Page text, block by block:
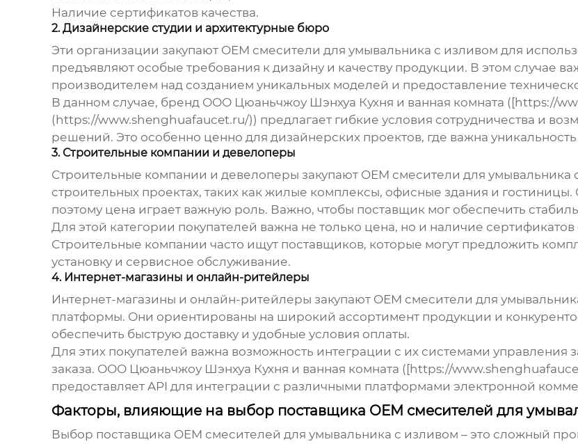
Наличие сертификатов качества.
2. Дизайнерские студии и архитектурные бюро
Эти организации закупают OEM смесители для умывальника с изливом для
предъявляют особые требования к дизайну и качеству продукции. В этом случае
производителем над созданием уникальных моделей и предоставление
В данном случае, бренд ООО Цюаньчжоу Шэнхуа Кухня и ванная комната ([https://
(https://www.shenghuafaucet.ru/)) предлагает гибкие условия сотрудничества и
решений. Это особенно ценно для дизайнерских проектов, где важна
3. Строительные компании и девелоперы
Строительные компании и девелоперы закупают OEM смесители для умывальника
строительных проектах, таких как жилые комплексы, офисные здания и
поэтому цена играет важную роль. Важно, чтобы поставщик мог обеспечить
Для этой категории покупателей важна не только цена, но и наличие сертификатов
Строительные компании часто ищут поставщиков, которые могут предложить
установку и сервисное обслуживание.
4. Интернет-магазины и онлайн-ритейлеры
Интернет-магазины и онлайн-ритейлеры закупают OEM смесители для
платформы. Они ориентированы на широкий ассортимент продукции и
обеспечить быструю доставку и удобные условия оплаты.
Для этих покупателей важна возможность интеграции с их системами
заказа. ООО Цюаньчжоу Шэнхуа Кухня и ванная комната ([https://
предоставляет API для интеграции с различными платформами электронной
Факторы, влияющие на выбор поставщика OEM смесителей для
Выбор поставщика OEM смесителей для умывальника с изливом – это сложный